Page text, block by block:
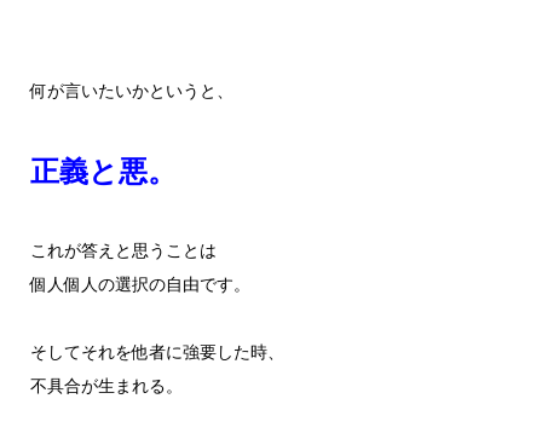
何が言いたいかというと、
正義と悪。
これが答えと思うことは
個人個人の選択の自由です。
そしてそれを他者に強要した時、
不具合が生まれる。